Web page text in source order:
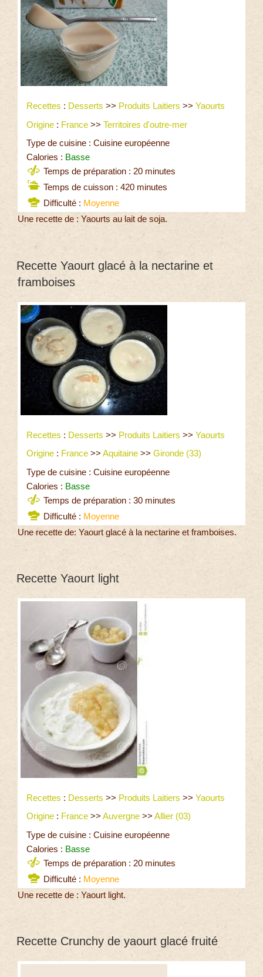
Recettes : Desserts >> Produits Laitiers >> Yaourts
Origine : France >> Territoires d'outre-mer
Type de cuisine : Cuisine européenne
Calories : Basse
Temps de préparation : 20 minutes
Temps de cuisson : 420 minutes
Difficulté : Moyenne
Une recette de : Yaourts au lait de soja.
Recette Yaourt glacé à la nectarine et
framboises
Recettes : Desserts >> Produits Laitiers >> Yaourts
Origine : France >> Aquitaine >> Gironde (33)
Type de cuisine : Cuisine européenne
Calories : Basse
Temps de préparation : 30 minutes
Difficulté : Moyenne
Une recette de: Yaourt glacé à la nectarine et framboises.
Recette Yaourt light
Recettes : Desserts >> Produits Laitiers >> Yaourts
Origine : France >> Auvergne >> Allier (03)
Type de cuisine : Cuisine européenne
Calories : Basse
Temps de préparation : 20 minutes
Difficulté : Moyenne
Une recette de : Yaourt light.
Recette Crunchy de yaourt glacé fruité